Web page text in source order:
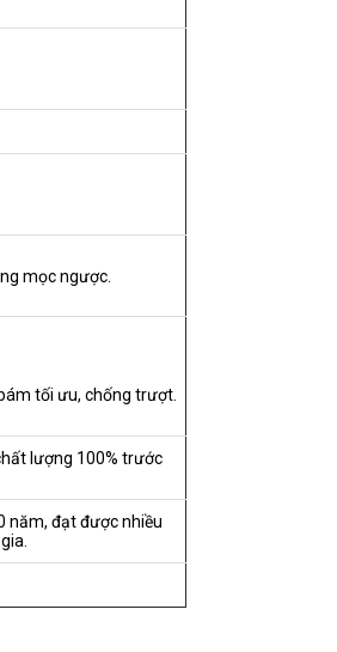
mọc ngược.
tối ưu, chống trượt.
lượng 100% trước
năm, đạt được nhiều